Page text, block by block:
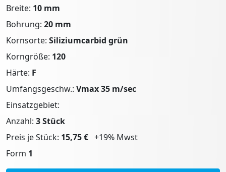
Breite: 10 mm
Bohrung: 20 mm
Kornsorte: Siliziumcarbid grün
Korngröße: 120
Härte: F
Umfangsgeschw.: Vmax 35 m/sec
Einsatzgebiet:
Anzahl: 3 Stück
Preis je Stück: 15,75 € +19% Mwst
Form 1